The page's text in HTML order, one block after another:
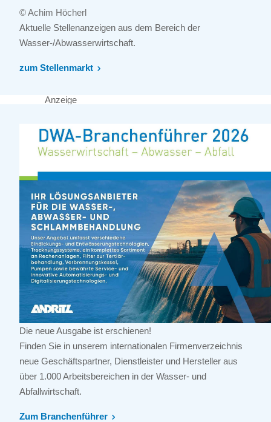
© Achim Höcherl
Aktuelle Stellenanzeigen aus dem Bereich der
Wasser-/Abwasserwirtschaft.
zum Stellenmarkt
Anzeige
Die neue Ausgabe ist erschienen!
Finden Sie in unserem internationalen Firmenverzeichnis
neue Geschäftspartner, Dienstleister und Hersteller aus
über 1.000 Arbeitsbereichen in der Wasser- und
Abfallwirtschaft.
Zum Branchenführer